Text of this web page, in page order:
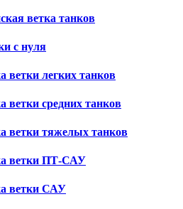
ветка танков
с нуля
ветки легких танков
ветки средних танков
ветки тяжелых танков
ветки ПТ-САУ
ветки САУ